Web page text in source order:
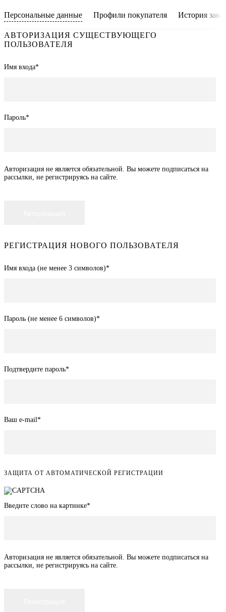
Персональные данные Профили покупателя История
АВТОРИЗАЦИЯ СУЩЕСТВУЮЩЕГО
ПОЛЬЗОВАТЕЛЯ
Имя входа*
Пароль*
Авторизация не является обязательной. Вы можете подписаться на
рассылки, не регистрируясь на сайте.
РЕГИСТРАЦИЯ НОВОГО ПОЛЬЗОВАТЕЛЯ
Имя входа (не менее 3 символов)*
Пароль (не менее 6 символов)*
Подтвердите пароль*
Ваш e-mail*
ЗАЩИТА ОТ АВТОМАТИЧЕСКОЙ РЕГИСТРАЦИИ
Введите слово на картинке*
Авторизация не является обязательной. Вы можете подписаться на
рассылки, не регистрируясь на сайте.